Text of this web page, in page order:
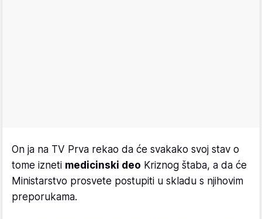
On ja na TV Prva rekao da će svakako svoj stav o
tome izneti medicinski deo Kriznog štaba, a da će
Ministarstvo prosvete postupiti u skladu s njihovim
preporukama.